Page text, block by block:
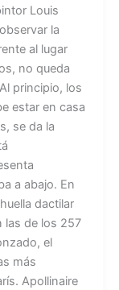
Louis
la
al lugar
no queda
principio, los
estar en casa
se da la
a abajo. En
dactilar
las de los 257
el
más
Apollinaire